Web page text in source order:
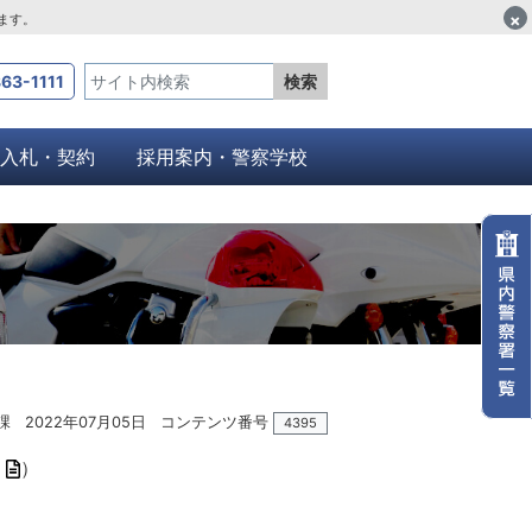
1111 検索
。 ×
入札・契約 採用案内・警察学校
2022年07月05日 コンテンツ番号 4395
）